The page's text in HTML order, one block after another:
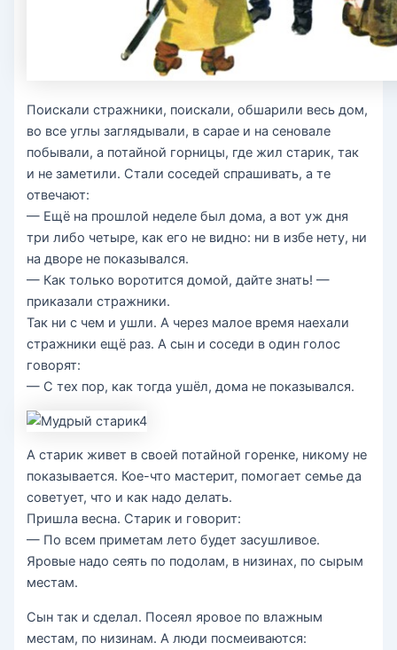
Поискали стражники, поискали, обшарили весь дом,
во все углы заглядывали, в сарае и на сеновале
побывали, а потайной горницы, где жил старик, так
и не заметили. Стали соседей спрашивать, а те
отвечают:
— Ещё на прошлой неделе был дома, а вот уж дня
три либо четыре, как его не видно: ни в избе нету, ни
на дворе не показывался.
— Как только воротится домой, дайте знать! —
приказали стражники.
Так ни с чем и ушли. А через малое время наехали
стражники ещё раз. А сын и соседи в один голос
говорят:
— С тех пор, как тогда ушёл, дома не показывался.
А старик живет в своей потайной горенке, никому не
показывается. Кое-что мастерит, помогает семье да
советует, что и как надо делать.
Пришла весна. Старик и говорит:
— По всем приметам лето будет засушливое.
Яровые надо сеять по подолам, в низинах, по сырым
местам.
Сын так и сделал. Посеял яровое по влажным
местам, по низинам. А люди посмеиваются: